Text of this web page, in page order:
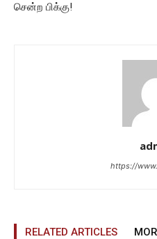
சென்ற பிக்கு!
https://
RELATED ARTICLES